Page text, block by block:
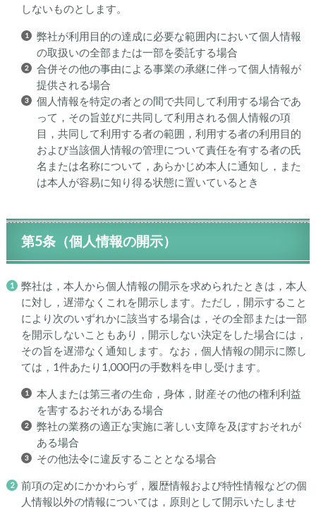
しないものとします。
弊社が利用目的の達成に必要な範囲内において個人情報
の取扱いの全部または一部を委託する場合
合併その他の事由による事業の承継に伴って個人情報が
提供される場合
個人情報を特定の者との間で共同して利用する場合であ
って，その旨並びに共同して利用される個人情報の項
目，共同して利用する者の範囲，利用する者の利用目的
および当該個人情報の管理について責任を有する者の氏
名または名称について，あらかじめ本人に通知し，また
は本人が容易に知り得る状態に置いているとき
第5条（個人情報の開示）
弊社は，本人から個人情報の開示を求められたときは，本人
に対し，遅滞なくこれを開示します。ただし，開示すること
により次のいずれかに該当する場合は，その全部または一部
を開示しないこともあり，開示しない決定をした場合には，
その旨を遅滞なく通知します。なお，個人情報の開示に際し
ては，1件あたり1,000円の手数料を申し受けます。
本人または第三者の生命，身体，財産その他の権利利益
を害するおそれがある場合
弊社の業務の適正な実施に著しい支障を及ぼすおそれが
ある場合
その他法令に違反することとなる場合
前項の定めにかかわらず，履歴情報および特性情報などの個
人情報以外の情報については，原則として開示いたしませ